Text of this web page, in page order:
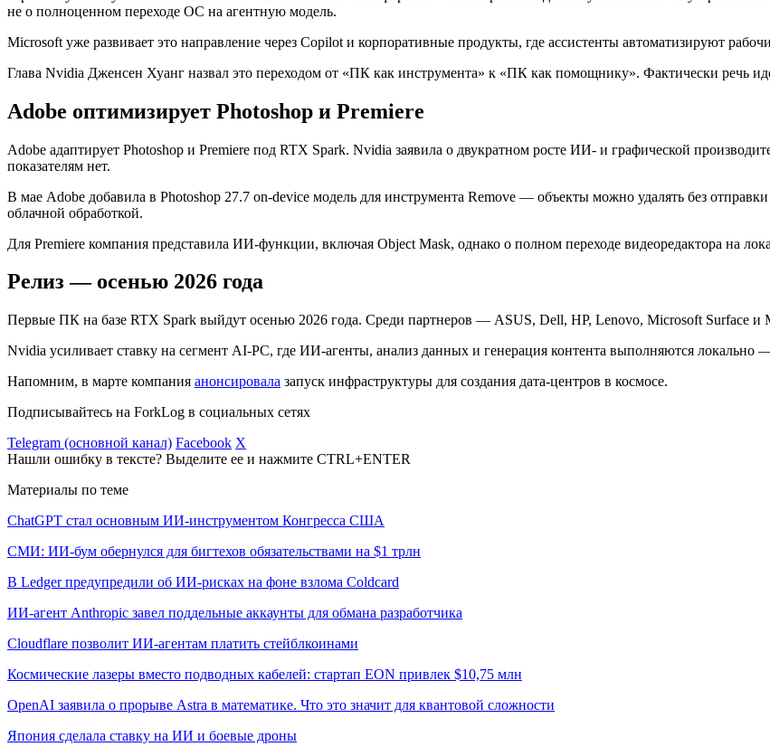
не о полноценном переходе ОС на агентную модель.
Microsoft уже развивает это направление через Copilot и корпоративные продукты, где ассистенты автоматизируют
Глава Nvidia Дженсен Хуанг назвал это переходом от «ПК как инструмента» к «ПК как помощнику». Фактически речь
Adobe оптимизирует Photoshop и Premiere
Adobe адаптирует Photoshop и Premiere под RTX Spark. Nvidia заявила о двукратном росте ИИ- и графической
показателям нет.
В мае Adobe добавила в Photoshop 27.7 on-device модель для инструмента Remove — объекты можно удалять без
облачной обработкой.
Для Premiere компания представила ИИ-функции, включая Object Mask, однако о полном переходе видеоредактора на
Релиз — осенью 2026 года
Первые ПК на базе RTX Spark выйдут осенью 2026 года. Среди партнеров — ASUS, Dell, HP, Lenovo, Microsoft Surface
Nvidia усиливает ставку на сегмент AI-PC, где ИИ-агенты, анализ данных и генерация контента выполняются локально
Напомним, в марте компания анонсировала запуск инфраструктуры для создания дата-центров в космосе.
Подписывайтесь на ForkLog в социальных сетях
Telegram (основной канал) Facebook X
Нашли ошибку в тексте? Выделите ее и нажмите CTRL+ENTER
Материалы по теме
ChatGPT стал основным ИИ-инструментом Конгресса США
СМИ: ИИ-бум обернулся для бигтехов обязательствами на $1 трлн
В Ledger предупредили об ИИ-рисках на фоне взлома Coldcard
ИИ-агент Anthropic завел поддельные аккаунты для обмана разработчика
Cloudflare позволит ИИ-агентам платить стейблкоинами
Космические лазеры вместо подводных кабелей: стартап EON привлек $10,75 млн
OpenAI заявила о прорыве Astra в математике. Что это значит для квантовой сложности
Япония сделала ставку на ИИ и боевые дроны